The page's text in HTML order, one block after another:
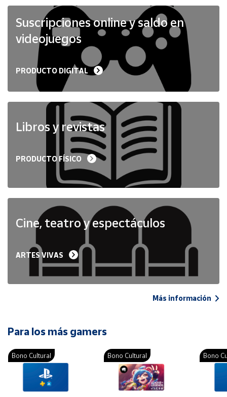
Ubicación
Península
Baleares
Melilla
Suscripciones online y saldo en
videojuegos
PRODUCTO DIGITAL
Libros y revistas
PRODUCTO FÍSICO
Cine, teatro y espectáculos
ARTES VIVAS
Más información
Para los más gamers
Bono Cultural Bono Cultural Bono